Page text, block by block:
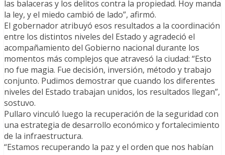
las balaceras y los delitos contra la propiedad. Hoy manda
la ley, y el miedo cambió de lado”, afirmó.
El gobernador atribuyó esos resultados a la coordinación
entre los distintos niveles del Estado y agradeció el
acompañamiento del Gobierno nacional durante los
momentos más complejos que atravesó la ciudad: “Esto
no fue magia. Fue decisión, inversión, método y trabajo
conjunto. Pudimos demostrar que cuando los diferentes
niveles del Estado trabajan unidos, los resultados llegan”,
sostuvo.
Pullaro vinculó luego la recuperación de la seguridad con
una estrategia de desarrollo económico y fortalecimiento
de la infraestructura.
“Estamos recuperando la paz y el orden que nos habían